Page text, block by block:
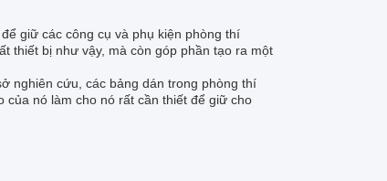
giữ các công cụ và phụ kiện phòng thí
thiết bị như vậy, mà còn góp phần tạo ra một
nghiên cứu, các bảng dán trong phòng thí
nó làm cho nó rất cần thiết để giữ cho